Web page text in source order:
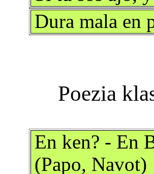
Dura mala en
En ken? - En
(Papo, Navot)